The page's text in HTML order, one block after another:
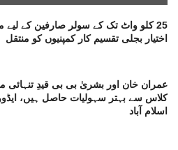
25 کلو واٹ تک کے سولر صارفین کے لیے
اختیار بجلی تقسیم کار کمپنیوں کو منتقل
عمران خان اور بشریٰ بی بی قیدِ تنہائی
کلاس سے بہتر سہولیات حاصل ہیں،
اسلام آباد